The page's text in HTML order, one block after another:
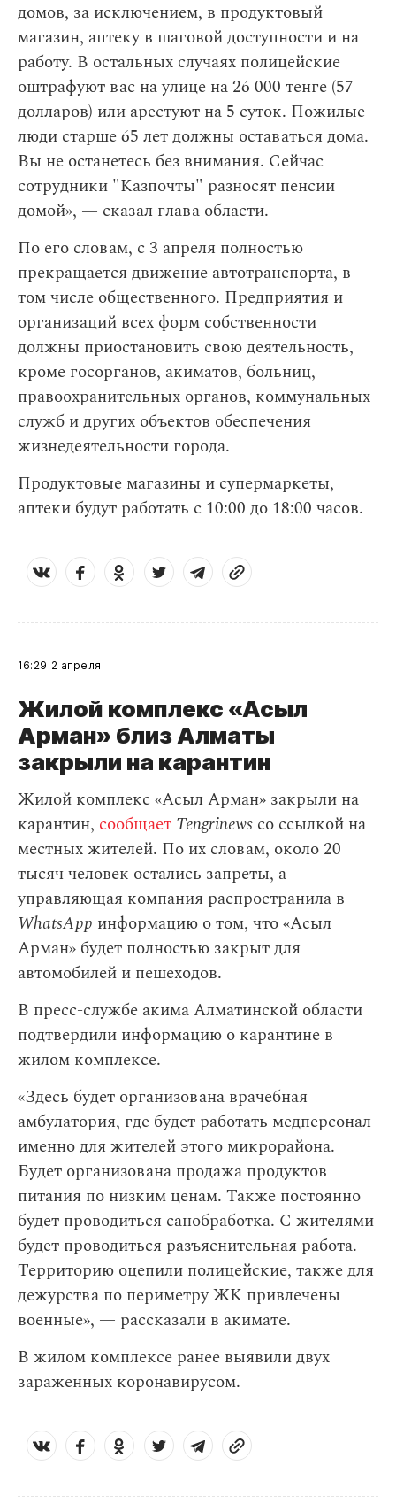
домов, за исключением, в продуктовый
магазин, аптеку в шаговой доступности и на
работу. В остальных случаях полицейские
оштрафуют вас на улице на 26 000 тенге (57
долларов) или арестуют на 5 суток. Пожилые
люди старше 65 лет должны оставаться дома.
Вы не останетесь без внимания. Сейчас
сотрудники "Казпочты" разносят пенсии
домой», — сказал глава области.
По его словам, с 3 апреля полностью
прекращается движение автотранспорта, в
том числе общественного. Предприятия и
организаций всех форм собственности
должны приостановить свою деятельность,
кроме госорганов, акиматов, больниц,
правоохранительных органов, коммунальных
служб и других объектов обеспечения
жизнедеятельности города.
Продуктовые магазины и супермаркеты,
аптеки будут работать с 10:00 до 18:00 часов.
16:29 2 апреля
Жилой комплекс «Асыл
Арман» близ Алматы
закрыли на карантин
Жилой комплекс «Асыл Арман» закрыли на
карантин, сообщает Tengrinews со ссылкой на
местных жителей. По их словам, около 20
тысяч человек остались запреты, а
управляющая компания распространила в
WhatsApp информацию о том, что «Асыл
Арман» будет полностью закрыт для
автомобилей и пешеходов.
В пресс-службе акима Алматинской области
подтвердили информацию о карантине в
жилом комплексе.
«Здесь будет организована врачебная
амбулатория, где будет работать медперсонал
именно для жителей этого микрорайона.
Будет организована продажа продуктов
питания по низким ценам. Также постоянно
будет проводиться санобработка. С жителями
будет проводиться разъяснительная работа.
Территорию оцепили полицейские, также для
дежурства по периметру ЖК привлечены
военные», — рассказали в акимате.
В жилом комплексе ранее выявили двух
зараженных коронавирусом.